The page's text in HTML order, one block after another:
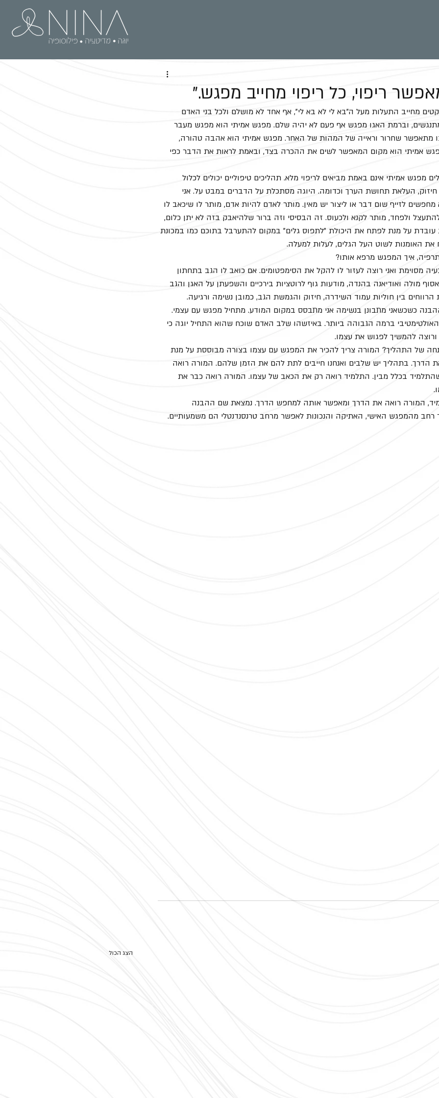
ריפוי, כל ריפוי מחייב מפגש."
מחייב התעלות מעל ה"בא לי לא בא לי", אף אחד לא מושלם ולכל בני האדם
מתנגשים, וברמת האגו מפגש אף פעם לא יהיה שלם. מפגש אמיתי הוא מפגש מעבר
בו מתאפשר שחרור וראייה של המהות של האחר. מפגש אמיתי הוא אהבה טהורה,
אמיתי הוא מקום המאפשר לשים את ההכרה בצד, ובאמת לראות את הדבר כפי
מפגש אמיתי אינם באמת מביאים לריפוי מלא. תהליכים טיפוליים יכולים לכלול
חיזוק, העלאת תחושת הערך וכדומה. היוגה מסתכלת על הדברים במבט על. אני
מחפשים לזייף שום דבר או ליצור יש מאין. מותר לאדם להיות אדם, מותר לו שיכאב לו
ולפחד, מותר לקנא ולכעוס. זה הבסיסי וזה ברור שלהיאבק בזה לא יתן כלום,
עובדת על מנת לפתח את היכולת "לתפוס גלים" במקום להתערבל בתוכם כמו במכונת
את האומנות לשוט העל הגלים, לעלות למעלה.
איך המפגש מרפא אותו?
מסוימת ואני רוצה לעזור לו להקל את הסימפטומים. אם כואב לו הגב בתחתון
מולה ואודיאנה בהנדה, מודעות גוף לרוטציות בירכיים והשפעתן על האגן והגב
בין חוליות עמוד השידרה, חיזוק והגמשת הגב, כמובן נשימה ורגיעה.
כשכשאני מתבונן בנשימה אני מתבסס במקום המודע. מתחיל מפגש עם עצמי.
ברמה הגבוהה ביותר. באיזשהו שלב האדם שוכח שהוא התחיל יוגה כי
להמשיך לפגוש את עצמו.
של התהליך? המורה צריך להכיר את המפגש עם עצמו בצורה מבוססת על מנת
הדרך. בתהליך יש שלבים ואנחנו חייבים לתת להם את הזמן שלהם. המורה רואה
בכלל מבין. התלמיד רואה רק את הכאב של עצמו. המורה רואה כבר את
המורה רואה את הדרך ומאפשר אותה למחפש הדרך. נמצאת שם ההבנה
מהמפגש האישי, האתיקה והנכונות לאפשר מרחב טרנסנדנטלי הם משמעותיים.
הצג הכול